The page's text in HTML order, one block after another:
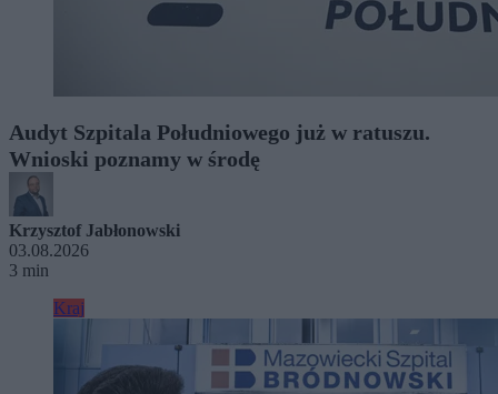
Audyt Szpitala Południowego już w ratuszu.
Wnioski poznamy w środę
Krzysztof Jabłonowski
03.08.2026
3 min
Kraj